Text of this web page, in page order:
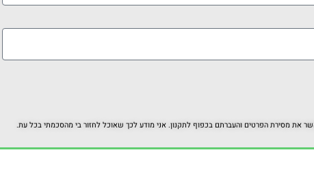
את מסירת הפרטים והעברתם בכפוף לתקנון. אני מודע לכך שאוכל לחזור בי מהסכמתי בכל עת.